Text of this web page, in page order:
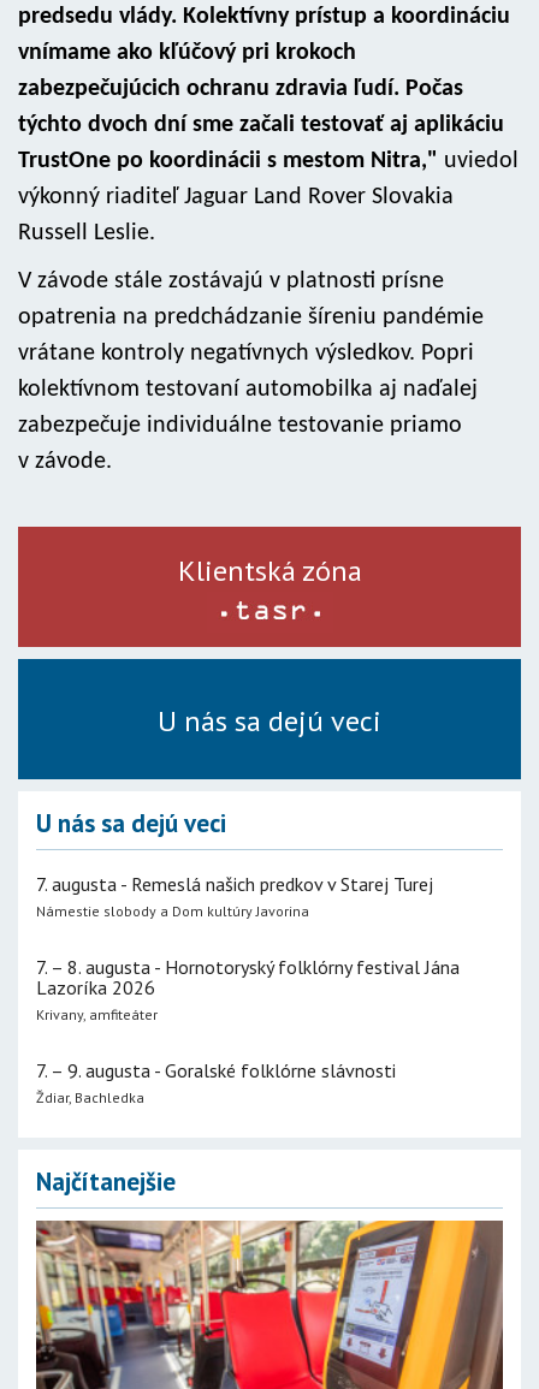
predsedu vlády. Kolektívny prístup a koordináciu
vnímame ako kľúčový pri krokoch
zabezpečujúcich ochranu zdravia ľudí. Počas
týchto dvoch dní sme začali testovať aj aplikáciu
TrustOne po koordinácii s mestom Nitra," uviedol
výkonný riaditeľ Jaguar Land Rover Slovakia
Russell Leslie.
V závode stále zostávajú v platnosti prísne
opatrenia na predchádzanie šíreniu pandémie
vrátane kontroly negatívnych výsledkov. Popri
kolektívnom testovaní automobilka aj naďalej
zabezpečuje individuálne testovanie priamo
v závode.
Klientská zóna
U nás sa dejú veci
U nás sa dejú veci
7. augusta - Remeslá našich predkov v Starej Turej
Námestie slobody a Dom kultúry Javorina
7. – 8. augusta - Hornotoryský folklórny festival Jána
Lazoríka 2026
Krivany, amfiteáter
7. – 9. augusta - Goralské folklórne slávnosti
Ždiar, Bachledka
Najčítanejšie